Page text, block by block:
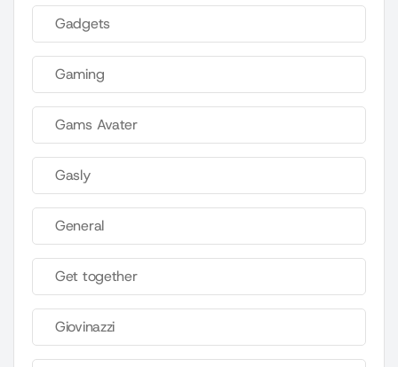
Gadgets
Gaming
Gams Avater
Gasly
General
Get together
Giovinazzi